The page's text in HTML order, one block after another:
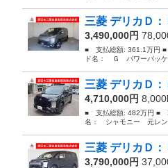
三菱 デリカＤ
3,490,000円
■ 支払総額: 361.1万円
ド名： Ｇ パワーパッ
三菱 デリカＤ
4,710,000円
■ 支払総額: 482万円 ■
名： シャモニー 元レン
三菱 デリカＤ
3,790,000円